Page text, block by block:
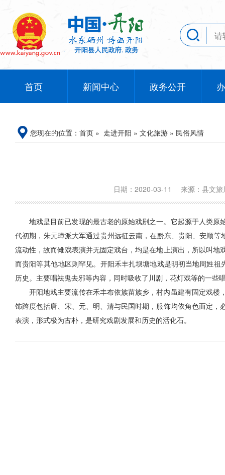
首页 新闻中心 政务公开
您现在的位置： 首页 » 走进开阳 » 文化旅游 » 民俗风情
日期：2020-03-11 来源：县文
地戏是目前已发现的最古老的原始戏剧之一。它起源于人类
代初期，朱元璋派大军通过贵州远征云南，在黔东、贵阳、安顺
流动性，故而傩戏表演并无固定戏台，均是在地上演出，所以叫
而贵阳等其他地区则罕见。开阳禾丰扎坝塘地戏是明初当地周姓
历史。主要唱祛鬼去邪等内容，同时吸收了川剧，花灯戏等的一
开阳地戏主要流传在禾丰布依族苗族乡，村内虽建有固定戏
饰跨度包括唐、宋、元、明、清与民国时期，服饰均依角色而定
表演，形式极为古朴，是研究戏剧发展和历史的活化石。